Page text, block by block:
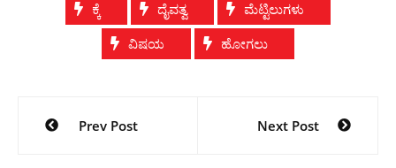
ಕ್ಕೆ
ದೈವತ್ವ
ಮೆಟ್ಟಿಲುಗಳು
ವಿಷಯ
ಹೋಗಲು
navigation
Prev Post Next Post